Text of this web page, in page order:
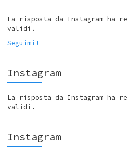
La risposta da Instagram ha
validi.
Seguimi!
Instagram
La risposta da Instagram ha
validi.
Instagram